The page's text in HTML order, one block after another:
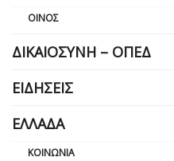
ΟΊΝΟΣ
ΔΙΚΑΙΟΣΎΝΗ – ΟΠΕΔ
ΕΙΔΉΣΕΙΣ
ΕΛΛΆΔΑ
ΚΟΙΝΩΝΊΑ